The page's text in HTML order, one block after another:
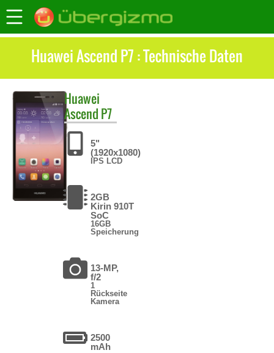
Huawei Ascend P7 : Technische Daten
Huawei
Ascend P7
5"
(1920x1080)
IPS LCD
2GB
Kirin 910T
SoC
16GB
Speicherung
13-MP,
f/2
1
Rückseite
Kamera
2500
mAh